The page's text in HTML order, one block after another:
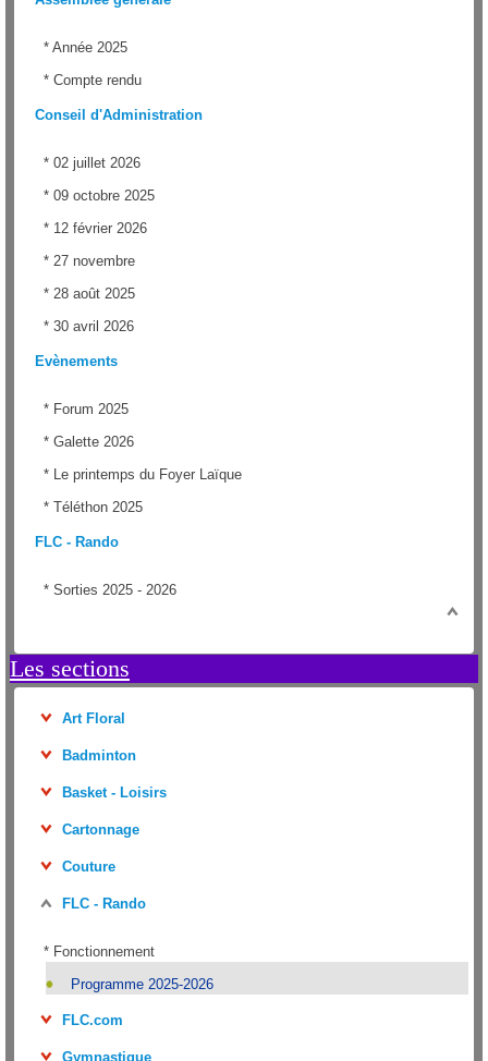
* Année 2025
* Compte rendu
Conseil d'Administration
* 02 juillet 2026
* 09 octobre 2025
* 12 février 2026
* 27 novembre
* 28 août 2025
* 30 avril 2026
Evènements
* Forum 2025
* Galette 2026
*
Le printemps du Foyer Laïque
* Téléthon 2025
FLC - Rando
* Sorties 2025 - 2026
Les sections
Art Floral
Badminton
Basket - Loisirs
Cartonnage
Couture
FLC - Rando
* Fonctionnement
Programme 2025-2026
FLC.com
Gymnastique